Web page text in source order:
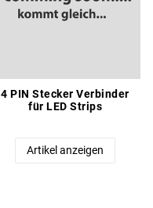
4 PIN Stecker Verbinder
für LED Strips
Artikel anzeigen